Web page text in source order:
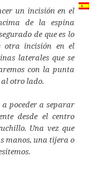
un incisión en el
de la espina
de que es lo
otra incisión en el
laterales que se
con la punta
otro lado.
a poceder a separar
desde el centro
Una vez que
manos, una tijera o